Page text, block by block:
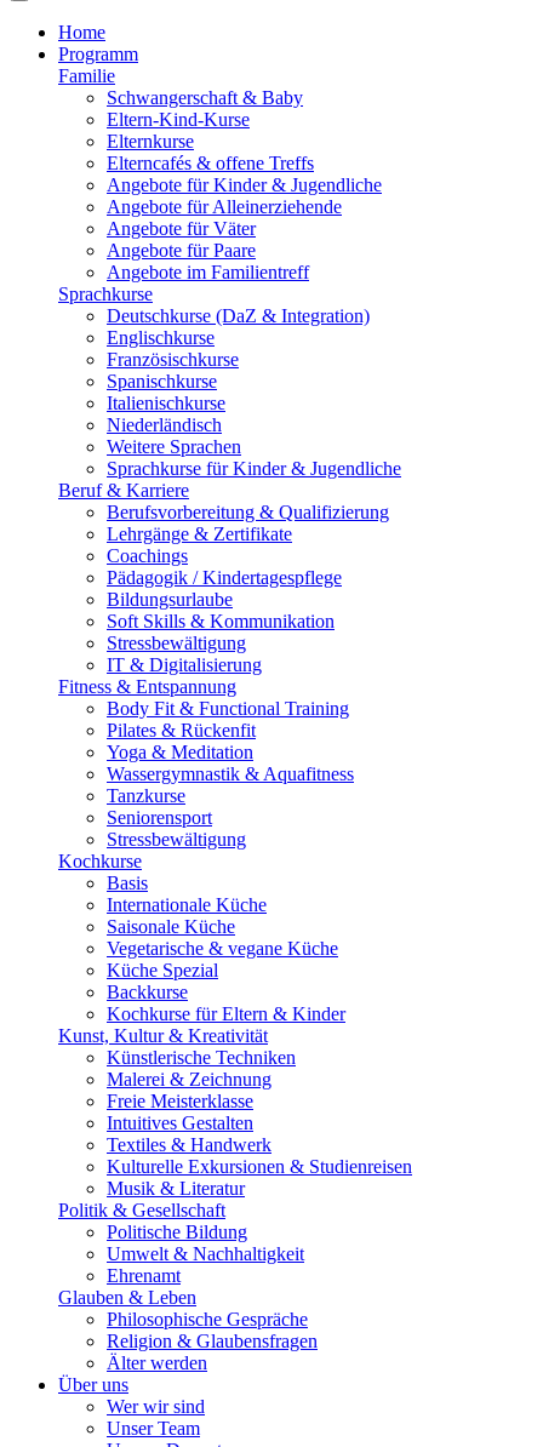
Home
Programm
Familie
Schwangerschaft & Baby
Eltern-Kind-Kurse
Elternkurse
Elterncafés & offene Treffs
Angebote für Kinder & Jugendliche
Angebote für Alleinerziehende
Angebote für Väter
Angebote für Paare
Angebote im Familientreff
Sprachkurse
Deutschkurse (DaZ & Integration)
Englischkurse
Französischkurse
Spanischkurse
Italienischkurse
Niederländisch
Weitere Sprachen
Sprachkurse für Kinder & Jugendliche
Beruf & Karriere
Berufsvorbereitung & Qualifizierung
Lehrgänge & Zertifikate
Coachings
Pädagogik / Kindertagespflege
Bildungsurlaube
Soft Skills & Kommunikation
Stressbewältigung
IT & Digitalisierung
Fitness & Entspannung
Body Fit & Functional Training
Pilates & Rückenfit
Yoga & Meditation
Wassergymnastik & Aquafitness
Tanzkurse
Seniorensport
Stressbewältigung
Kochkurse
Basis
Internationale Küche
Saisonale Küche
Vegetarische & vegane Küche
Küche Spezial
Backkurse
Kochkurse für Eltern & Kinder
Kunst, Kultur & Kreativität
Künstlerische Techniken
Malerei & Zeichnung
Freie Meisterklasse
Intuitives Gestalten
Textiles & Handwerk
Kulturelle Exkursionen & Studienreisen
Musik & Literatur
Politik & Gesellschaft
Politische Bildung
Umwelt & Nachhaltigkeit
Ehrenamt
Glauben & Leben
Philosophische Gespräche
Religion & Glaubensfragen
Älter werden
Über uns
Wer wir sind
Unser Team